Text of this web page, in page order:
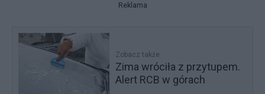
Reklama
Zobacz także
Zima wróciła z przytupem.
Alert RCB w górach